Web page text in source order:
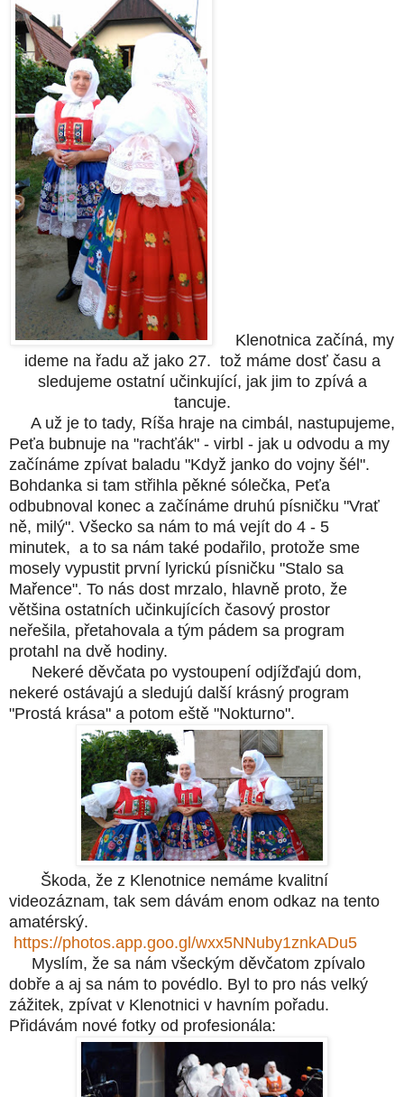
Klenotnica začíná, my
ideme na řadu až jako 27. tož máme dosť času a
sledujeme ostatní učinkující, jak jim to zpívá a
tancuje.
A už je to tady, Ríša hraje na cimbál, nastupujeme,
Peťa bubnuje na "rachťák" - virbl - jak u odvodu a my
začínáme zpívat baladu "Když janko do vojny šél".
Bohdanka si tam střihla pěkné sólečka, Peťa
odbubnoval konec a začínáme druhú písničku "Vrať
ně, milý". Všecko sa nám to má vejít do 4 - 5
minutek, a to sa nám také podařilo, protože sme
mosely vypustit první lyrickú písničku "Stalo sa
Mařence". To nás dost mrzalo, hlavně proto, že
většina ostatních učinkujících časový prostor
neřešila, přetahovala a tým pádem sa program
protahl na dvě hodiny.
Nekeré děvčata po vystoupení odjížďajú dom,
nekeré ostávajú a sledujú další krásný program
"Prostá krása" a potom eště "Nokturno".
Škoda, že z Klenotnice nemáme kvalitní
videozáznam, tak sem dávám enom odkaz na tento
amatérský.
https://photos.app.goo.gl/wxx5NNuby1znkADu5
Myslím, že sa nám všeckým děvčatom zpívalo
dobře a aj sa nám to povédlo. Byl to pro nás velký
zážitek, zpívat v Klenotnici v havním pořadu.
Přidávám nové fotky od profesionála: